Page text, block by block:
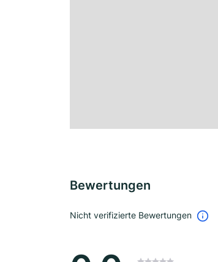
Bewertungen
Nicht verifizierte Bewertungen